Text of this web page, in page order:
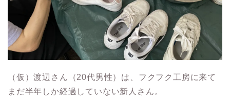
（仮）渡辺さん（20代男性）は、フクフク工房に来て
まだ半年しか経過していない新人さん。